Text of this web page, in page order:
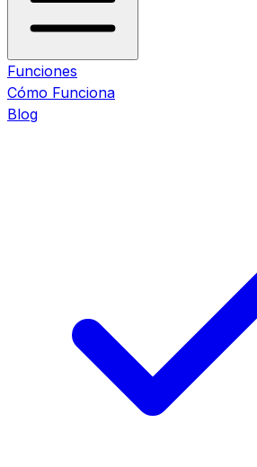
Funciones
Cómo Funciona
Blog